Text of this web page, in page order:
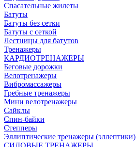
Спасательные жилеты
Батуты
Батуты без сетки
Батуты с сеткой
Лестницы для батутов
Тренажеры
КАРДИОТРЕНАЖЕРЫ
Беговые дорожки
Велотренажеры
Вибромассажеры
Гребные тренажеры
Мини велотренажеры
Сайклы
Спин-байки
Степперы
Эллиптические тренажеры (эллептики)
СИЛОВЫЕ ТРЕНАЖЕРЫ